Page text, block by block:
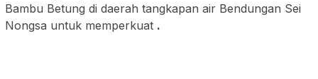
Bambu Betung di daerah tangkapan air Bendungan Sei
Nongsa untuk memperkuat .